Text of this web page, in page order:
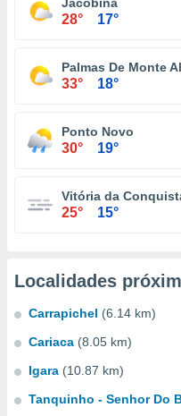
28° 17°
Palmas De Monte
33° 18°
Ponto Novo
30° 19°
Vitória da Conquista
25° 15°
Localidades
Carrapichel (6.14 km)
Cariaca (8.05 km)
Igara (10.87 km)
Tanquinho - Senhor Do